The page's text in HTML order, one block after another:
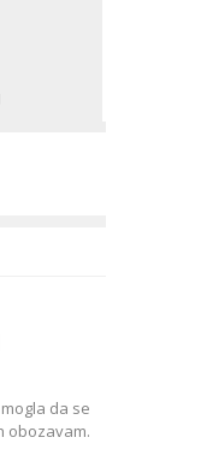
da se
obozavam.